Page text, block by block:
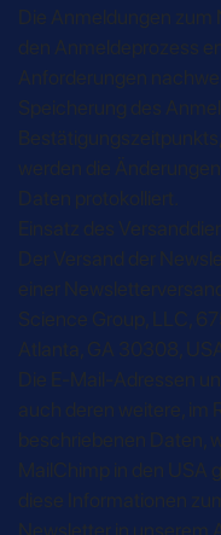
Die Anmeldungen
den Anmeldeprozess
Anforderungen
Speicherung des
werden die
Daten protokolliert.
Einsatz des
Der Versand der
einer
Science Group, LLC,
Atlanta, GA 30308, USA.
Die E-Mail-Adressen
auch deren weitere, im
beschriebenen Daten,
MailChimp in den USA
diese Informationen
Newsletter in unserem